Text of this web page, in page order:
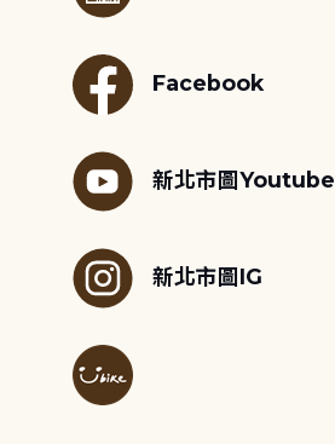
Facebook
新北市圖Youtube
新北市圖IG